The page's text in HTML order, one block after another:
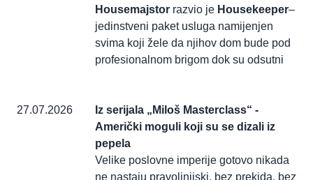
Housemajstor razvio je Housekeeper–
jedinstveni paket usluga namijenjen
svima koji žele da njihov dom bude pod
profesionalnom brigom dok su odsutni
27.07.2026
Iz serijala „Miloš Masterclass“ -
Američki moguli koji su se dizali iz
pepela
Velike poslovne imperije gotovo nikada
ne nastaju pravolinijski, bez prekida, bez